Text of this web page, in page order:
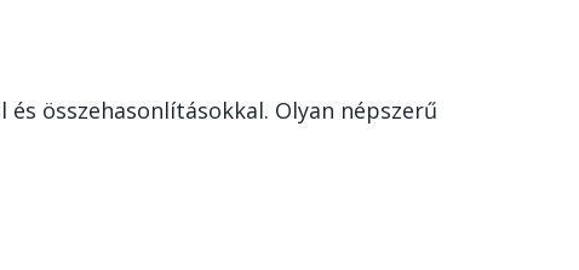
összehasonlításokkal. Olyan népszerű